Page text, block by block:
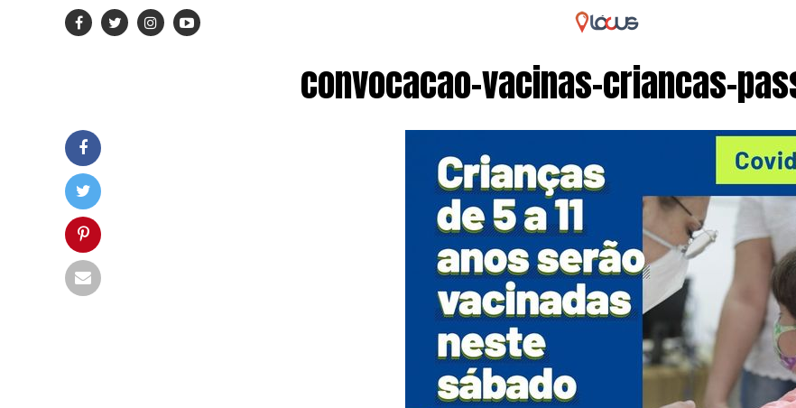
convocacao-vacinas-criancas-